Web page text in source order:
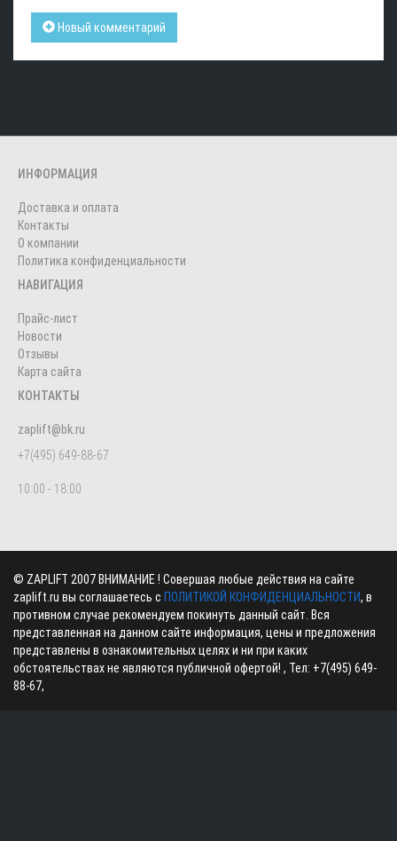
Новый комментарий
ИНФОРМАЦИЯ
Доставка и оплата
Контакты
О компании
Политика конфиденциальности
НАВИГАЦИЯ
Прайс-лист
Новости
Отзывы
Карта сайта
КОНТАКТЫ
zaplift@bk.ru
+7(495) 649-88-67
10:00 - 18:00
© ZAPLIFT 2007 ВНИМАНИЕ ! Совершая любые действия на сайте
zaplift.ru вы соглашаетесь с ПОЛИТИКОЙ КОНФИДЕНЦИАЛЬНОСТИ, в
противном случае рекомендуем покинуть данный сайт. Вся
представленная на данном сайте информация, цены и предложения
представлены в ознакомительных целях и ни при каких
обстоятельствах не являются публичной офертой! , Тел: +7(495) 649-
88-67,